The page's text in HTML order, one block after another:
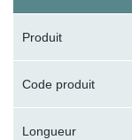
Produit
Code produit
Longueur